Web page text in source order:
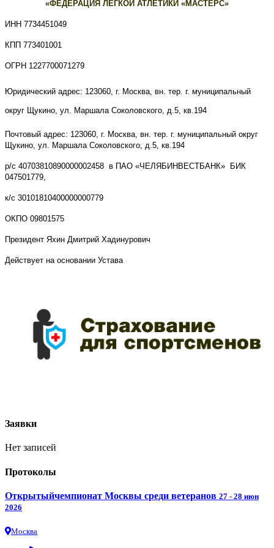
«ФЕДЕРАЦИЯ ЛЕГКОЙ АТЛЕТИКИ «МАСТЕРС»
ИНН 7734451049
КПП 773401001
ОГРН 1227700071279
Юридический адрес: 123060, г. Москва, вн. тер. г. муниципальный
округ Щукино, ул. Маршала Соколовского, д.5, кв.194
Почтовый адрес: 123060, г. Москва, вн. тер. г. муниципальный округ
Щукино, ул. Маршала Соколовского, д.5, кв.194
р/с 40703810890000002458 в ПАО «ЧЕЛЯБИНВЕСТБАНК» БИК
047501779,
к/с 30101810400000000779
ОКПО 09801575
Президент Яхин Дмитрий Хадинурович
Действует на основании Устава
Заявки
Нет записей
Протоколы
Открытыйчемпионат Москвы среди ветеранов 27 - 28 июн
2026
Москва